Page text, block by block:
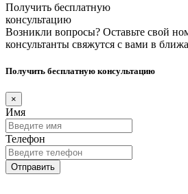
Получить бесплатную
консультацию
Возникли вопросы? Оставьте свой
консультанты свяжутся с вами в
Получить бесплатную консультацию
×
Имя
Телефон
Отправить